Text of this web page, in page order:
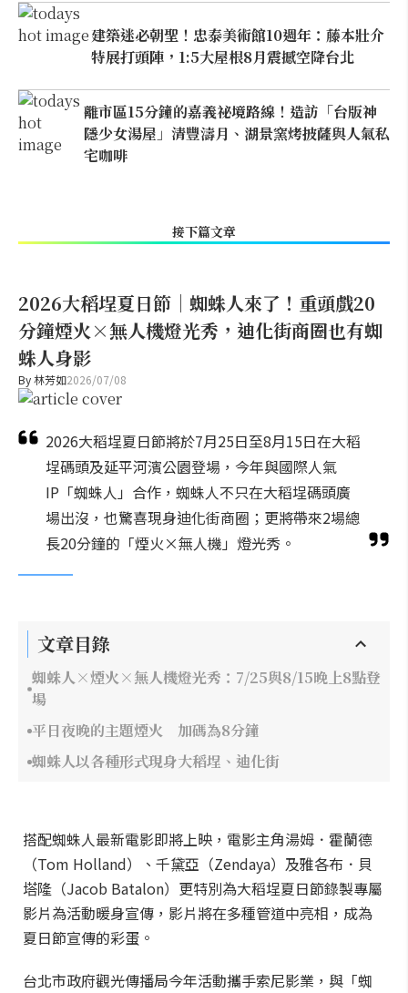
建築迷必朝聖！忠泰美術館10週年：藤本壯介
特展打頭陣，1:5大屋根8月震撼空降台北
離市區15分鐘的嘉義祕境路線！造訪「台版神
隱少女湯屋」清豐濤月、湖景窯烤披薩與人氣私
宅咖啡
接下篇文章
2026大稻埕夏日節｜蜘蛛人來了！重頭戲20
分鐘煙火×無人機燈光秀，迪化街商圈也有蜘
蛛人身影
By林芳如2026/07/08
2026大稻埕夏日節將於7月25日至8月15日在大稻
埕碼頭及延平河濱公園登場，今年與國際人氣
IP「蜘蛛人」合作，蜘蛛人不只在大稻埕碼頭廣
場出沒，也驚喜現身迪化街商圈；更將帶來2場總
長20分鐘的「煙火×無人機」燈光秀。
文章目錄
蜘蛛人×煙火×無人機燈光秀：7/25與8/15晚上8點登
場
平日夜晚的主題煙火 加碼為8分鐘
蜘蛛人以各種形式現身大稻埕、迪化街
搭配蜘蛛人最新電影即將上映，電影主角湯姆．霍蘭德
（Tom Holland）、千黛亞（Zendaya）及雅各布．貝
塔隆（Jacob Batalon）更特別為大稻埕夏日節錄製專屬
影片為活動暖身宣傳，影片將在多種管道中亮相，成為
夏日節宣傳的彩蛋。
台北市政府觀光傳播局今年活動攜手索尼影業，與「蜘